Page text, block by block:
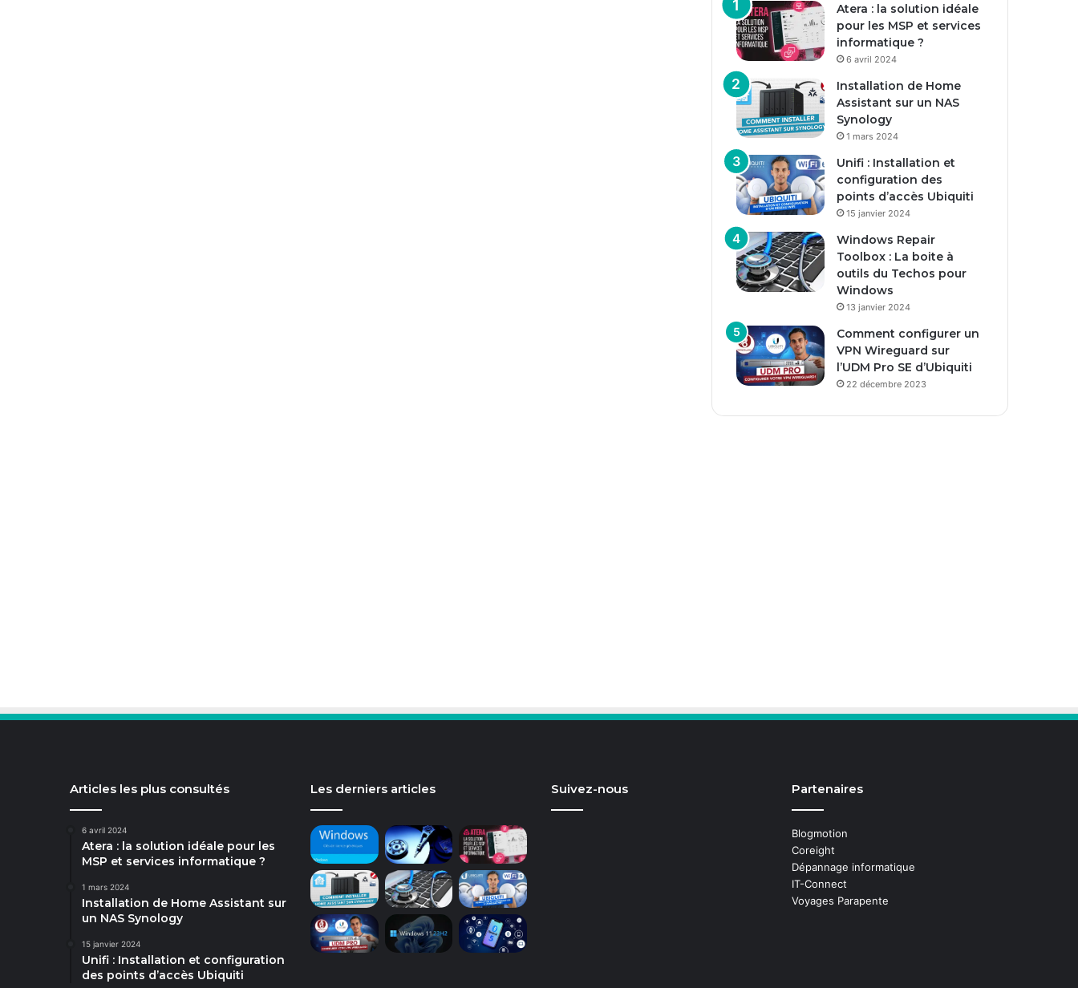
Atera : la solution idéale
pour les MSP et services
informatique ?
6 avril 2024
Installation de Home
Assistant sur un NAS
Synology
1 mars 2024
Unifi : Installation et
configuration des
points d’accès Ubiquiti
15 janvier 2024
Windows Repair
Toolbox : La boite à
outils du Techos pour
Windows
13 janvier 2024
Comment configurer un
VPN Wireguard sur
l’UDM Pro SE d’Ubiquiti
22 décembre 2023
Articles les plus consultés
6 avril 2024
Atera : la solution idéale pour les
MSP et services informatique ?
1 mars 2024
Installation de Home Assistant sur
un NAS Synology
15 janvier 2024
Unifi : Installation et configuration
des points d’accès Ubiquiti
Les derniers articles Suivez-nous Partenaires
Blogmotion
Coreight
Dépannage informatique
IT-Connect
Voyages Parapente